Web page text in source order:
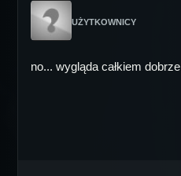
UŻYTKOWNICY
no... wygląda całkiem dobrze